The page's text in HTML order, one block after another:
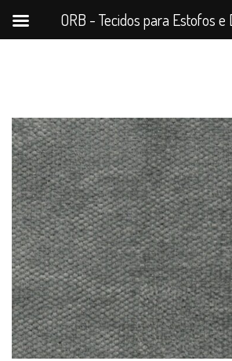
ORB - Tecidos para Estofos e